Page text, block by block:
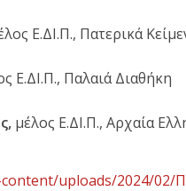
Ε.ΔΙ.Π., Πατερικά
Ε.ΔΙ.Π., Παλαιά Διαθήκη
μέλος Ε.ΔΙ.Π., Αρχαία
uploads/2024/02/